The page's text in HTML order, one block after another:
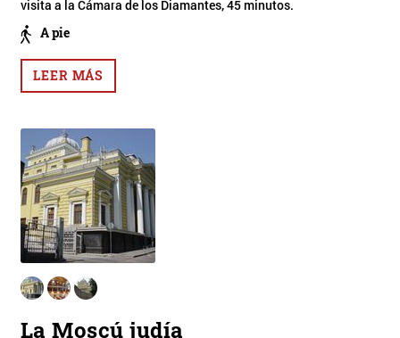
visita a la Cámara de los Diamantes, 45 minutos.
A pie
LEER MÁS
La Moscú judía